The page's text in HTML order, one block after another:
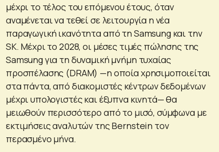
μέχρι το τέλος του επόμενου έτους, όταν
αναμένεται να τεθεί σε λειτουργία η νέα
παραγωγική ικανότητα από τη Samsung και την
SK. Μέχρι το 2028, οι μέσες τιμές πώλησης της
Samsung για τη δυναμική μνήμη τυχαίας
προσπέλασης (DRAM) —η οποία χρησιμοποιείται
στα πάντα, από διακομιστές κέντρων δεδομένων
μέχρι υπολογιστές και έξυπνα κινητά— θα
μειωθούν περισσότερο από το μισό, σύμφωνα με
εκτιμήσεις αναλυτών της Bernstein τον
περασμένο μήνα.